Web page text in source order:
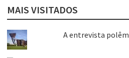
MAIS VISITADOS
A entrevista